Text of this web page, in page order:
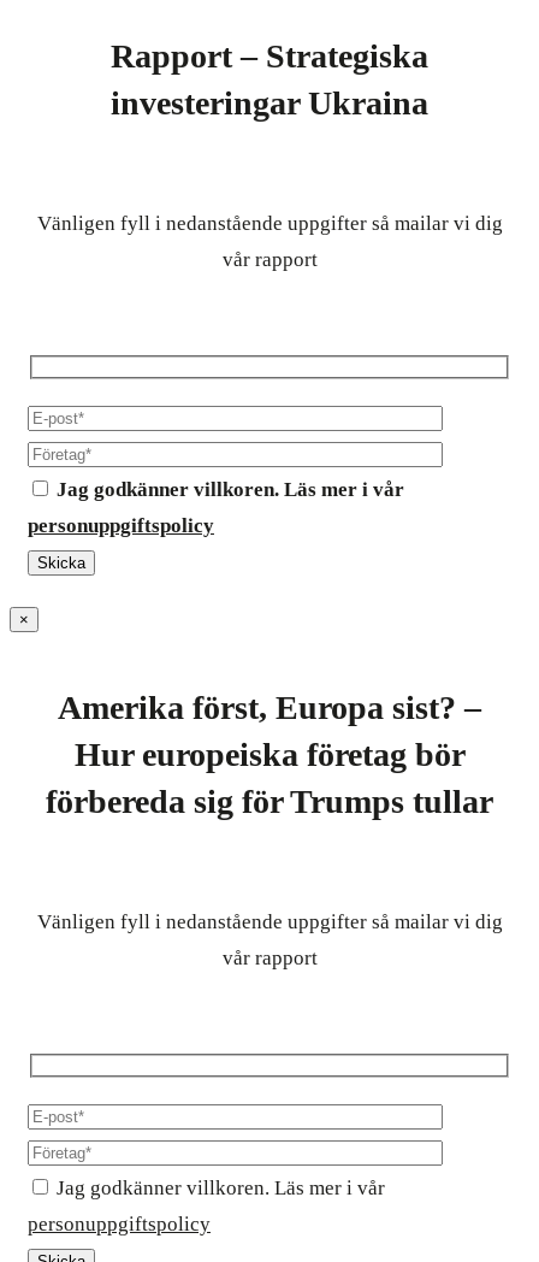
Rapport – Strategiska
investeringar Ukraina
Vänligen fyll i nedanstående uppgifter så mailar vi dig
vår rapport
Jag godkänner villkoren. Läs mer i vår
personuppgiftspolicy
×
Amerika först, Europa sist? –
Hur europeiska företag bör
förbereda sig för Trumps tullar
Vänligen fyll i nedanstående uppgifter så mailar vi dig
vår rapport
Jag godkänner villkoren. Läs mer i vår
personuppgiftspolicy